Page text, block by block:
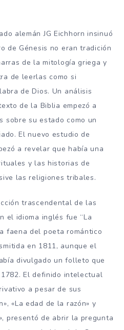
alemán JG Eichhorn insinuó
de Génesis no eran tradición
de la mitología griega y
de leerlas como si
de Dios. Un análisis
de la Biblia empezó a
sobre su estado como un
El nuevo estudio de
a revelar que había una
y las historias de
las religiones tribales.
trascendental de las
el idioma inglés fue “La
faena del poeta romántico
en 1811, aunque el
divulgado un folleto que
El definido intelectual
a pesar de sus
«La edad de la razón» y
presentó de abrir la pregunta